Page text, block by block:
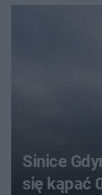
Sinice
się kąpać